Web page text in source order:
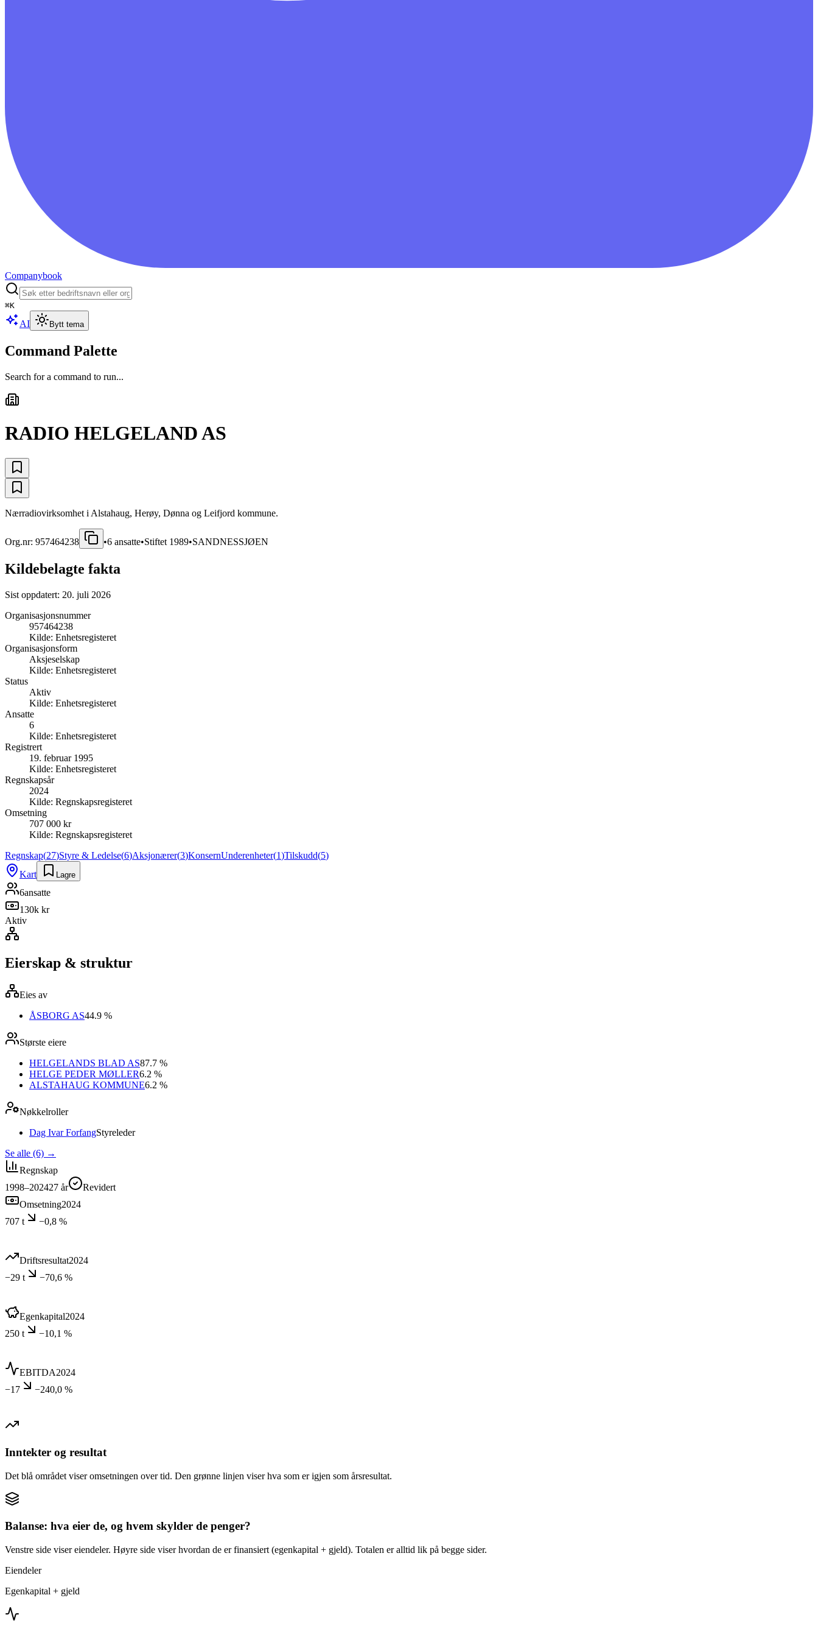
Companybook
⌘K
AI Bytt tema
Command Palette
Search for a command to run...
RADIO HELGELAND AS
Nærradiovirksomhet i Alstahaug, Herøy, Dønna og Leifjord kommune.
Org.nr: 957464238 •6 ansatte•Stiftet 1989•SANDNESSJØEN
Kildebelagte fakta
Sist oppdatert: 20. juli 2026
Organisasjonsnummer
957464238
Kilde: Enhetsregisteret
Organisasjonsform
Aksjeselskap
Kilde: Enhetsregisteret
Status
Aktiv
Kilde: Enhetsregisteret
Ansatte
6
Kilde: Enhetsregisteret
Registrert
19. februar 1995
Kilde: Enhetsregisteret
Regnskapsår
2024
Kilde: Regnskapsregisteret
Omsetning
707 000 kr
Kilde: Regnskapsregisteret
Regnskap(27)Styre & Ledelse(6)Aksjonærer(3)KonsernUnderenheter(1)Tilskudd(5)
Kart
Lagre
6ansatte
130k kr
Aktiv
Eierskap & struktur
Eies av
ÅSBORG AS44.9 %
Største eiere
HELGELANDS BLAD AS87.7 %
HELGE PEDER MØLLER6.2 %
ALSTAHAUG KOMMUNE6.2 %
Nøkkelroller
Dag Ivar ForfangStyreleder
Se alle (6) →
Regnskap
1998–202427 år
Revidert
Omsetning2024
707 t
−0,8 %
Driftsresultat2024
−29 t
−70,6 %
Egenkapital2024
250 t
−10,1 %
EBITDA2024
−17
−240,0 %
Inntekter og resultat
Det blå området viser omsetningen over tid. Den grønne linjen viser hva som er igjen som årsresultat.
Balanse: hva eier de, og hvem skylder de penger?
Venstre side viser eiendeler. Høyre side viser hvordan de er finansiert (egenkapital + gjeld). Totalen er alltid lik på begge sider.
Eiendeler
Egenkapital + gjeld